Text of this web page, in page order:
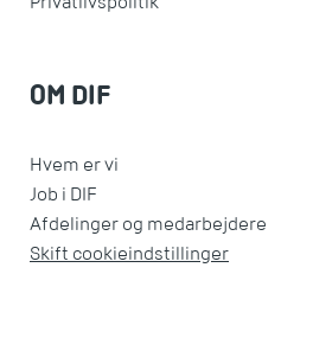
OM DIF
Hvem er vi
Job i DIF
Afdelinger og medarbejdere
Skift cookieindstillinger